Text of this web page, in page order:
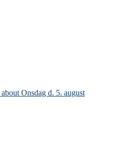
about Onsdag d. 5. august